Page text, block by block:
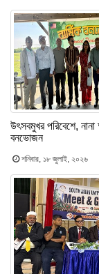
উৎসবমুখর পরিবেশে,
বনভোজন
শনিবার, ১৮ জুলাই, ২০২৬